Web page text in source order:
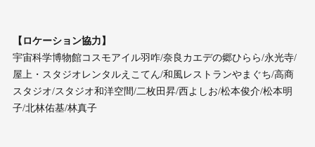
【ロケーション協力】
宇宙科学博物館コスモアイル羽咋/奈良カエデの郷ひらら/永光寺/
屋上・スタジオレンタルえこてん/和風レストランやまぐち/高商
スタジオ/スタジオ和洋空間/二枚田昇/西よしお/松本俊介/松本明
子/北林佑基/林真子